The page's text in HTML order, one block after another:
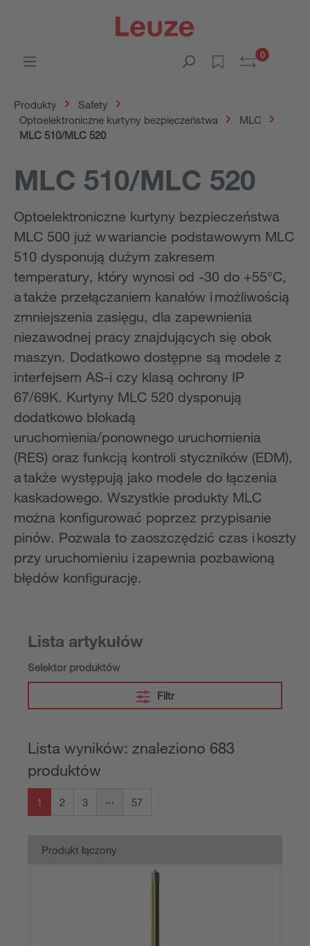
0
Produkty
Safety
Optoelektroniczne kurtyny bezpieczeństwa
MLC
MLC 510/MLC 520
MLC 510/MLC 520
Optoelektroniczne kurtyny bezpieczeństwa
MLC 500 już w wariancie podstawowym MLC
510 dysponują dużym zakresem
temperatury, który wynosi od -30 do +55°C,
a także przełączaniem kanałów i możliwością
zmniejszenia zasięgu, dla zapewnienia
niezawodnej pracy znajdujących się obok
maszyn. Dodatkowo dostępne są modele z
interfejsem AS-i czy klasą ochrony IP
67/69K. Kurtyny MLC 520 dysponują
dodatkowo blokadą
uruchomienia/ponownego uruchomienia
(RES) oraz funkcją kontroli styczników (EDM),
a także występują jako modele do łączenia
kaskadowego. Wszystkie produkty MLC
można konfigurować poprzez przypisanie
pinów. Pozwala to zaoszczędzić czas i koszty
przy uruchomieniu i zapewnia pozbawioną
błędów konfigurację.
Lista artykułów
Selektor produktów
Filtr
Lista wyników: znaleziono 683
produktów
1 2 3 57
Produkt łączony